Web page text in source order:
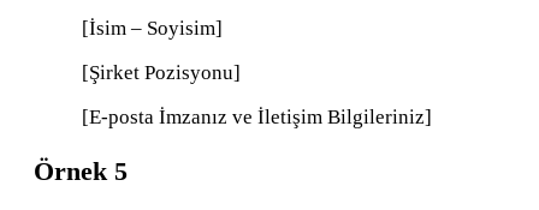
[İsim – Soyisim]
[Şirket Pozisyonu]
[E-posta İmzanız ve İletişim Bilgileriniz]
Örnek 5